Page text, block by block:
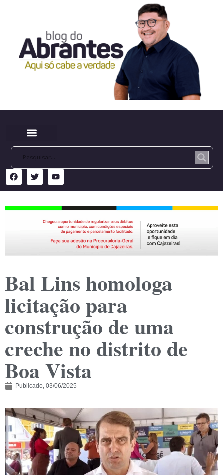
Bal Lins homologa
licitação para
construção de uma
creche no distrito de
Boa Vista
Publicado, 03/06/2025